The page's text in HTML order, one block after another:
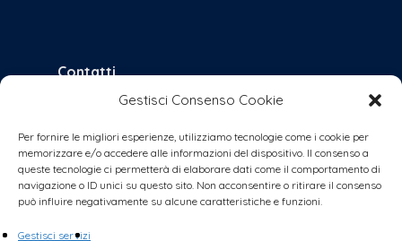
Gestisci Consenso Cookie
Per fornire le migliori esperienze, utilizziamo tecnologie come i cookie per
memorizzare e/o accedere alle informazioni del dispositivo. Il consenso a
queste tecnologie ci permetterà di elaborare dati come il comportamento di
navigazione o ID unici su questo sito. Non acconsentire o ritirare il consenso
può influire negativamente su alcune caratteristiche e funzioni.
Gestisci servizi
Contatti
bologna@coalizionecivica.it
per qualsiasi questione
collabora@coalizionecivica.it
se volete dare una mano concreta alla
coalizione (volantinaggi, banchetti, video,
foto, segreteria, ecc.)